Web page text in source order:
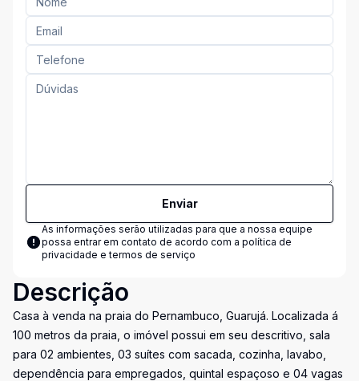
Enviar
As informações serão utilizadas para que a nossa equipe
possa entrar em contato de acordo com a política de
privacidade e termos de serviço
Descrição
Casa à venda na praia do Pernambuco, Guarujá. Localizada á
100 metros da praia, o imóvel possui em seu descritivo, sala
para 02 ambientes, 03 suítes com sacada, cozinha, lavabo,
dependência para empregados, quintal espaçoso e 04 vagas